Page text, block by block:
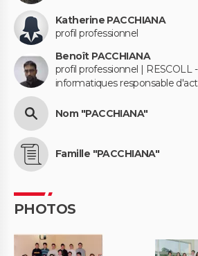
Katherine PACCHIANA
profil professionnel
Benoît PACCHIANA
profil professionnel | RESCOLL
informatiques responsable
Nom "PACCHIANA"
Famille "PACCHIANA"
PHOTOS